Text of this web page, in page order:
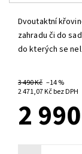
Dvoutaktní
zahradu či do
do kterých se
3 490 Kč –14 %
2 471,07 Kč bez DPH
2